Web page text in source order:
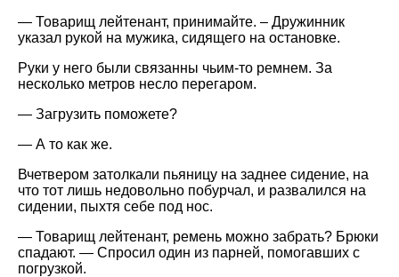
— Товарищ лейтенант, принимайте. – Дружинник
указал рукой на мужика, сидящего на остановке.
Руки у него были связанны чьим-то ремнем. За
несколько метров несло перегаром.
— Загрузить поможете?
— А то как же.
Вчетвером затолкали пьяницу на заднее сидение, на
что тот лишь недовольно побурчал, и развалился на
сидении, пыхтя себе под нос.
— Товарищ лейтенант, ремень можно забрать? Брюки
спадают. — Спросил один из парней, помогавших с
погрузкой.